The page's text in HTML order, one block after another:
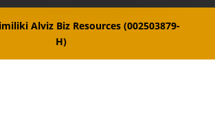
Alviz Biz Resources (002503879-
H)